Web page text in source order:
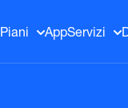
Piani AppServizi